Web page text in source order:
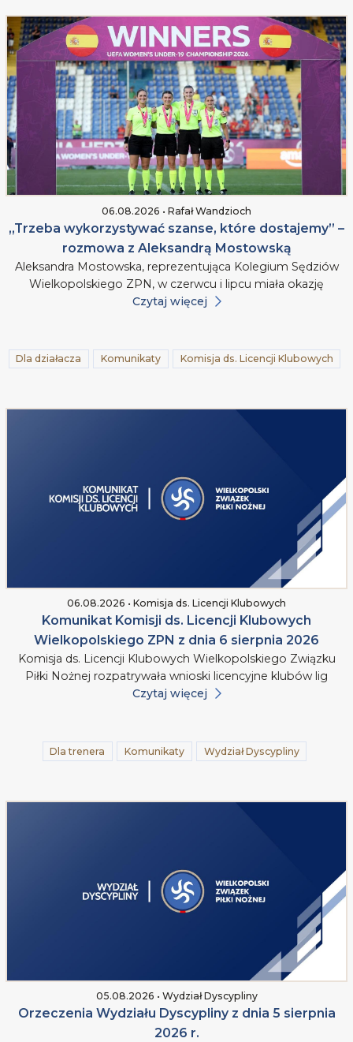
06.08.2026 • Rafał Wandzioch
„Trzeba wykorzystywać szanse, które dostajemy” –
rozmowa z Aleksandrą Mostowską
Aleksandra Mostowska, reprezentująca Kolegium Sędziów
Wielkopolskiego ZPN, w czerwcu i lipcu miała okazję
Czytaj więcej
Dla działacza Komunikaty Komisja ds. Licencji Klubowych
06.08.2026 • Komisja ds. Licencji Klubowych
Komunikat Komisji ds. Licencji Klubowych
Wielkopolskiego ZPN z dnia 6 sierpnia 2026
Komisja ds. Licencji Klubowych Wielkopolskiego Związku
Piłki Nożnej rozpatrywała wnioski licencyjne klubów lig
Czytaj więcej
Dla trenera Komunikaty Wydział Dyscypliny
05.08.2026 • Wydział Dyscypliny
Orzeczenia Wydziału Dyscypliny z dnia 5 sierpnia
2026 r.